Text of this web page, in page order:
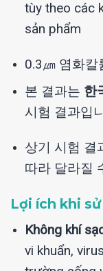
tùy theo các
sản phẩm
0.3㎛ 염화칼
본 결과는 한
시험 결과입
상기 시험 결
따라 달라질
Lợi ích khi
Không khí
vi khuẩn,